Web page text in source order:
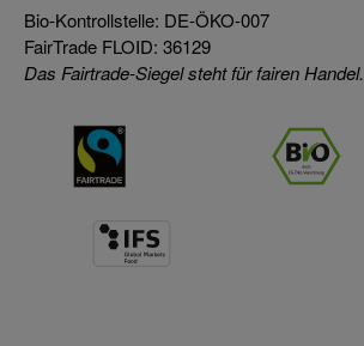
Bio-Kontrollstelle: DE-ÖKO-007
FairTrade FLOID: 36129
Das Fairtrade-Siegel steht für fairen Handel.